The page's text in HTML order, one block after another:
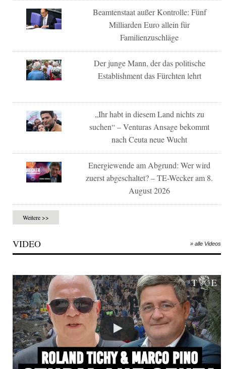
Beamtenstaat außer Kontrolle: Fünf
Milliarden Euro allein für
Familienzuschläge
Der junge Mann, der das politische
Establishment das Fürchten lehrt
„Ihr habt in diesem Land nichts zu
suchen“ – Venturas Ansage bekommt
nach Ceuta neue Wucht
Energiewende am Abgrund: Wer wird
zuerst abgeschaltet? – TE-Wecker am 8.
August 2026
Weitere >>
VIDEO » alle Videos